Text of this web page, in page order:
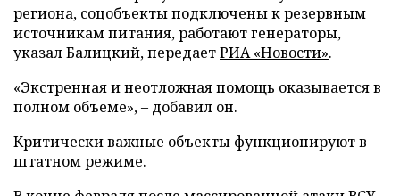
региона, соцобъекты подключены к резервным
источникам питания, работают генераторы,
указал Балицкий, передаетРИА «Новости».
«Экстренная и неотложная помощь оказывается в
полном объеме», – добавил он.
Критически важные объекты функционируют в
штатном режиме.